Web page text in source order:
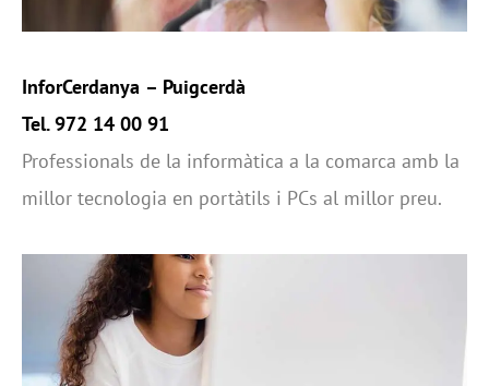
InforCerdanya – Puigcerdà
Tel. 972 14 00 91
Professionals de la informàtica a la comarca amb la
millor tecnologia en portàtils i PCs al millor preu.